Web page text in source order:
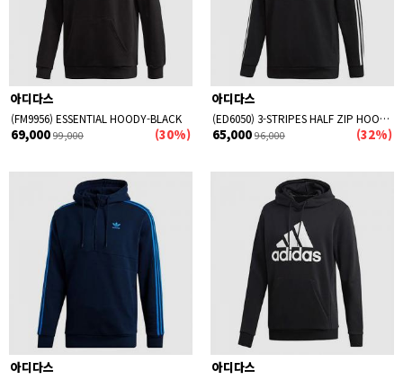
아디다스
(FM9956) ESSENTIAL HOODY-BLACK
69,000 99,000 (30%)
아디다스
(ED6050) 3-STRIPES HALF ZIP HOODIE-BLACK
65,000 96,000 (32%)
아디다스 아디다스